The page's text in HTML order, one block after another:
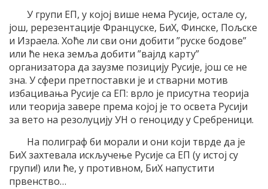
У групи ЕП, у којој више нема Русије, остале су,
још, ререзентације Француске, БиХ, Финске, Пољске
и Израела. Хоће ли сви они добити ”руске бодове”
или ће нека земља добити ”вајлд карту”
организатора да заузме позицију Русије, још се не
зна. У сфери претпоставки је и стварни мотив
избацивања Русије са ЕП: врло је присутна теорија
или теорија завере према којој је то освета Русији
за вето на резолуцију УН о геноциду у Сребреници.
На полиграф би морали и они који тврде да је
БиХ захтевала искључење Русије са ЕП (у истој су
групи!) или ће, у противном, БиХ напустити
првенство…